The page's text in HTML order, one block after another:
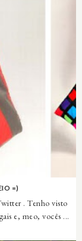
=)
. Tenho visto
e, meo, vocês ...